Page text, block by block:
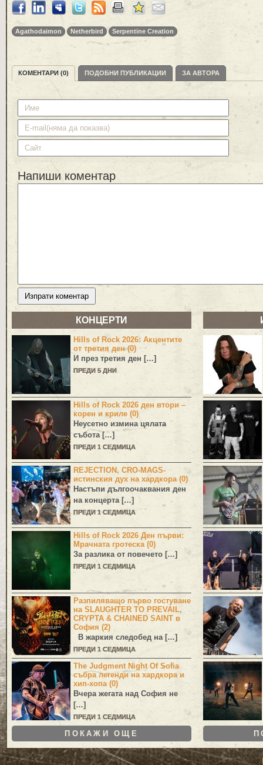
Agathodaimon Netherbird Serpentine Creation
КОМЕНТАРИ (0) ПОДОБНИ ПУБЛИКАЦИИ ЗА АВТОРА
Напиши коментар
КОНЦЕРТИ
Hills of Rock 2026: Акцентите
от третия ден (0)
И през третия ден […]
ПРЕДИ 5 ДНИ
Hills of Rock 2026 ден втори –
корен и криле (0)
Неусетно измина цялата
събота […]
ПРЕДИ 1 СЕДМИЦА
REJECTION, CRO-MAGS-
истинския дух на хардкора (0)
Настъпи дългоочаквания ден
на концерта […]
ПРЕДИ 1 СЕДМИЦА
Hills of Rock 2026 Ден първи:
Мрачната гротеска (0)
За разлика от повечето […]
ПРЕДИ 1 СЕДМИЦА
Разпиляващо първо гостуване
на SLAUGHTER TO PREVAIL,
CRYPTA & CHAINED SAINT в
София (2)
В жаркия следобед на […]
ПРЕДИ 1 СЕДМИЦА
The Judgment Night Of Sofia
събра легенди на хардкора и
хип-хопа (0)
Вчера жегата над София не
[…]
ПРЕДИ 1 СЕДМИЦА
ПОКАЖИ ОЩЕ